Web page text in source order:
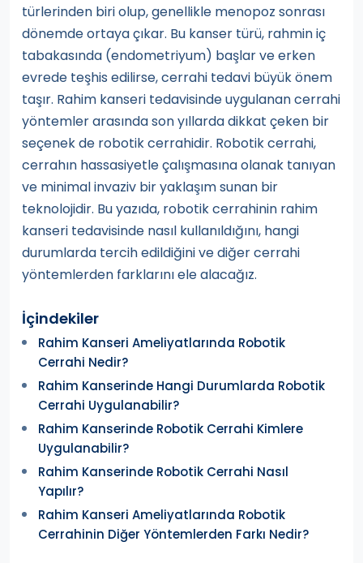
türlerinden biri olup, genellikle menopoz sonrası
dönemde ortaya çıkar. Bu kanser türü, rahmin iç
tabakasında (endometriyum) başlar ve erken
evrede teşhis edilirse, cerrahi tedavi büyük önem
taşır. Rahim kanseri tedavisinde uygulanan cerrahi
yöntemler arasında son yıllarda dikkat çeken bir
seçenek de robotik cerrahidir. Robotik cerrahi,
cerrahın hassasiyetle çalışmasına olanak tanıyan
ve minimal invaziv bir yaklaşım sunan bir
teknolojidir. Bu yazıda, robotik cerrahinin rahim
kanseri tedavisinde nasıl kullanıldığını, hangi
durumlarda tercih edildiğini ve diğer cerrahi
yöntemlerden farklarını ele alacağız.
İçindekiler
Rahim Kanseri Ameliyatlarında Robotik
Cerrahi Nedir?
Rahim Kanserinde Hangi Durumlarda Robotik
Cerrahi Uygulanabilir?
Rahim Kanserinde Robotik Cerrahi Kimlere
Uygulanabilir?
Rahim Kanserinde Robotik Cerrahi Nasıl
Yapılır?
Rahim Kanseri Ameliyatlarında Robotik
Cerrahinin Diğer Yöntemlerden Farkı Nedir?